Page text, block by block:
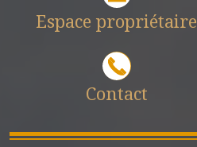
Espace propriétaire
Contact